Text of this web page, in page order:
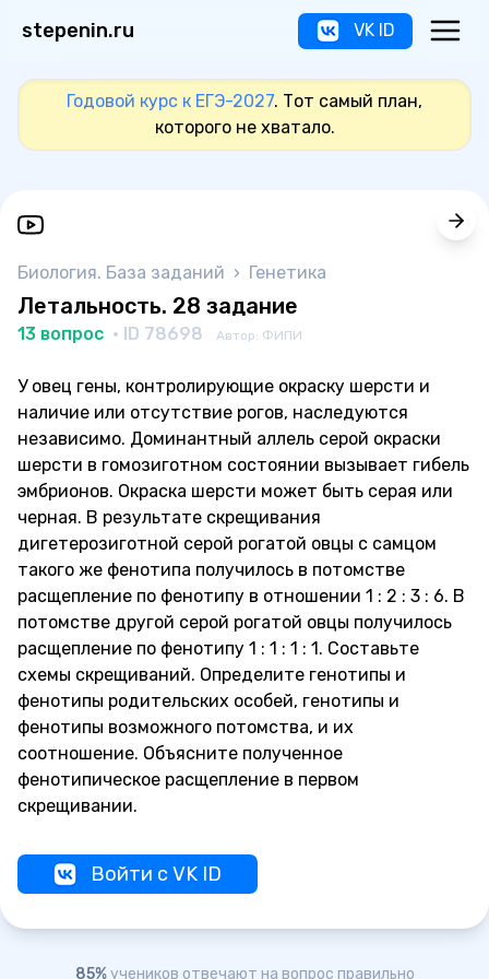
stepenin.ru VK ID
Годовой курс к ЕГЭ-2027. Тот самый план,
которого не хватало.
Биология. База заданий › Генетика
Летальность. 28 задание
13 вопрос · ID 78698 Автор: ФИПИ
У овец гены, контролирующие окраску шерсти и
наличие или отсутствие рогов, наследуются
независимо. Доминантный аллель серой окраски
шерсти в гомозиготном состоянии вызывает гибель
эмбрионов. Окраска шерсти может быть серая или
черная. В результате скрещивания
дигетерозиготной серой рогатой овцы с самцом
такого же фенотипа получилось в потомстве
расщепление по фенотипу в отношении 1 : 2 : 3 : 6. В
потомстве другой серой рогатой овцы получилось
расщепление по фенотипу 1 : 1 : 1 : 1. Составьте
схемы скрещиваний. Определите генотипы и
фенотипы родительских особей, генотипы и
фенотипы возможного потомства, и их
соотношение. Объясните полученное
фенотипическое расщепление в первом
скрещивании.
Войти с VK ID
85%учеников отвечают на вопрос правильно